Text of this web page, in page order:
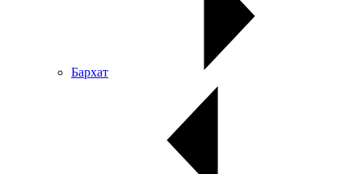
Бархат